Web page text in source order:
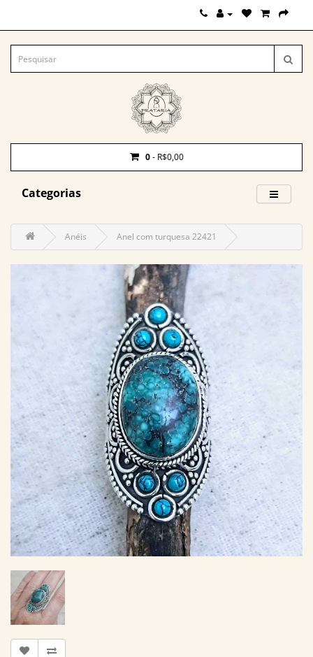
0- R$0,00
Categorias
Anéis Anel com turquesa 22421